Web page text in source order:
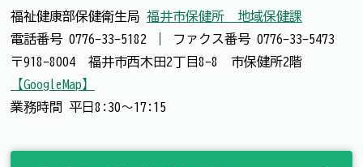
福祉健康部保健衛生局 福井市保健所 地域保健課
電話番号 0776-33-5182 ファクス番号 0776-33-5473
〒918-8004 福井市西木田2丁目8-8 市保健所2階
【GoogleMap】
業務時間 平日8:30～17:15